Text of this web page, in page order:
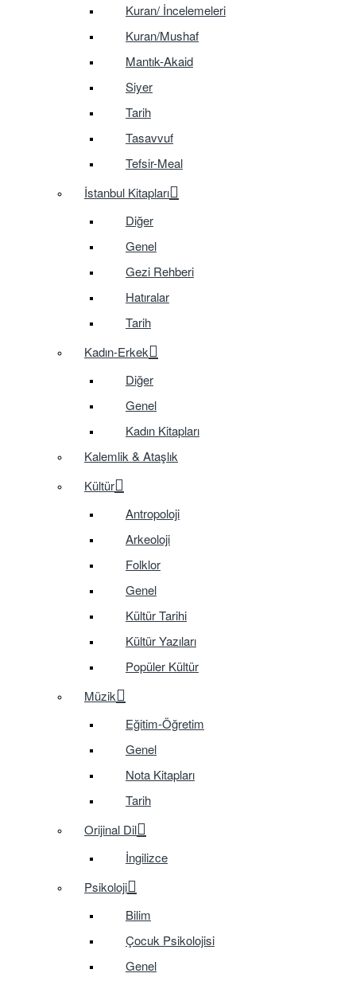
Kuran/ İncelemeleri
Kuran/Mushaf
Mantık-Akaid
Siyer
Tarih
Tasavvuf
Tefsir-Meal
İstanbul Kitapları
Diğer
Genel
Gezi Rehberi
Hatıralar
Tarih
Kadın-Erkek
Diğer
Genel
Kadın Kitapları
Kalemlik & Ataşlık
Kültür
Antropoloji
Arkeoloji
Folklor
Genel
Kültür Tarihi
Kültür Yazıları
Popüler Kültür
Müzik
Eğitim-Öğretim
Genel
Nota Kitapları
Tarih
Orijinal Dil
İngilizce
Psikoloji
Bilim
Çocuk Psikolojisi
Genel